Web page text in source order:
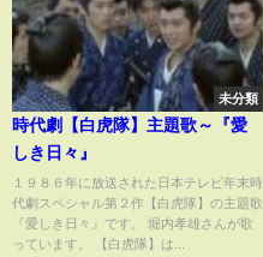
未分類
時代劇【白虎隊】主題歌～『愛
しき日々』
１９８６年に放送された日本テレビ年末時
代劇スペシャル第２作【白虎隊】の主題歌
『愛しき日々』です。 堀内孝雄さんが歌
っています。 【白虎隊】は...